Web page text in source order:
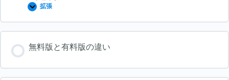
拡張
LifterLMS
須
ペ
ジ
無料版と有料版の違い